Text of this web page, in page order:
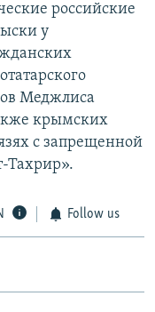
российские
у
Меджлиса
крымских
с запрещенной
Тахрир».
Follow us